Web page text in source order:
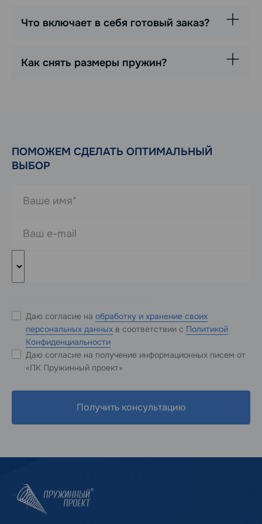
Что включает в себя готовый заказ?
Как снять размеры пружин?
ПОМОЖЕМ СДЕЛАТЬ ОПТИМАЛЬНЫЙ
ВЫБОР
Даю согласие на обработку и хранение своих
персональных данных в соответствии с Политикой
Конфиденциальности
Даю согласие на получение информационных писем от
«ПК Пружинный проект»
Получить консультацию